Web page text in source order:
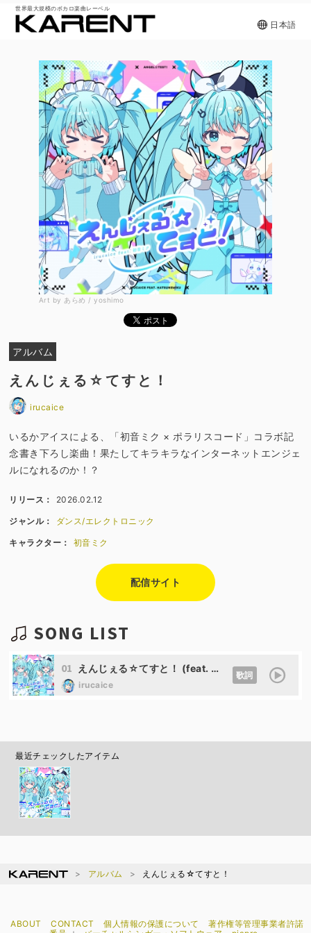
世界最大規模のボカロ楽曲レーベル
日本語
Art by あらめ / yoshimo
アルバム
えんじぇる☆てすと！
irucaice
いるかアイスによる、「初音ミク × ポラリスコード」コラボ記
念書き下ろし楽曲！果たしてキラキラなインターネットエンジェ
ルになれるのか！？
リリース： 2026.02.12
ジャンル： ダンス/エレクトロニック
キャラクター： 初音ミク
配信サイト
SONG LIST
01 えんじぇる☆てすと！ (feat. 初音ミク)
irucaice
歌詞
最近チェックしたアイテム
アルバム えんじぇる☆てすと！
ABOUT CONTACT 個人情報の保護について
著作権等管理事業者許諾